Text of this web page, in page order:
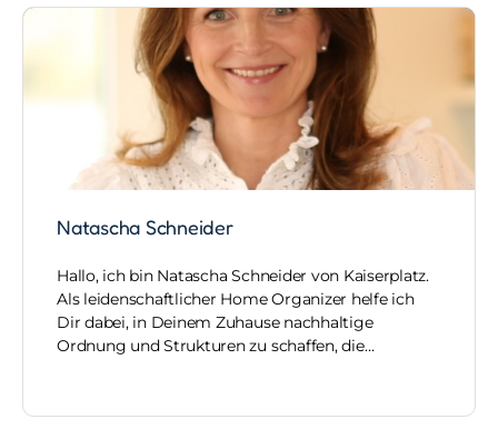
Natascha Schneider
Hallo, ich bin Natascha Schneider von Kaiserplatz.
Als leidenschaftlicher Home Organizer helfe ich
Dir dabei, in Deinem Zuhause nachhaltige
Ordnung und Strukturen zu schaffen, die…